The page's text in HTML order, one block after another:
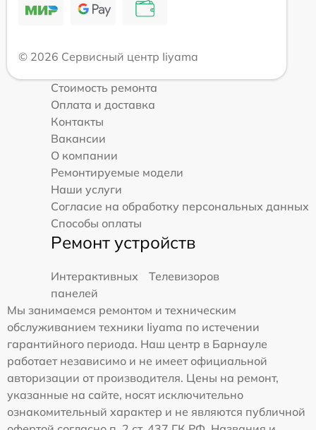
© 2026 Сервисный центр Iiyama
Стоимость ремонта
Оплата и доставка
Контакты
Вакансии
О компании
Ремонтируемые модели
Наши услуги
Согласие на обработку персональных данных
Способы оплаты
Ремонт устройств
Интерактивных
панелей
Телевизоров
Мы занимаемся ремонтом и техническим
обслуживанием техники Iiyama по истечении
гарантийного периода. Наш центр в Барнауле
работает независимо и не имеет официальной
авторизации от производителя. Цены на ремонт,
указанные на сайте, носят исключительно
ознакомительный характер и не являются публичной